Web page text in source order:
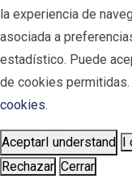
la experiencia de
asociada a
estadístico. Puede
de cookies
cookies.
AceptarI understand I
Rechazar Cerrar